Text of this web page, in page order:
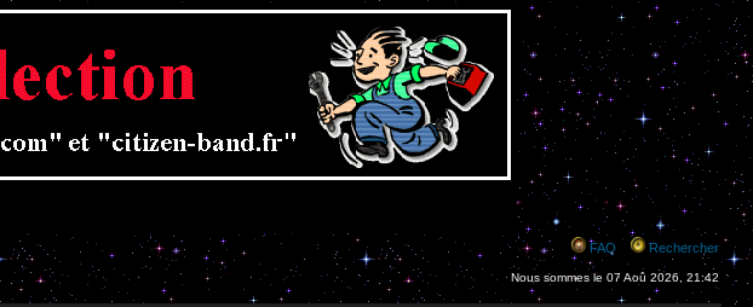
FAQ Rechercher
Nous sommes le 07 Aoû 2026, 21:42